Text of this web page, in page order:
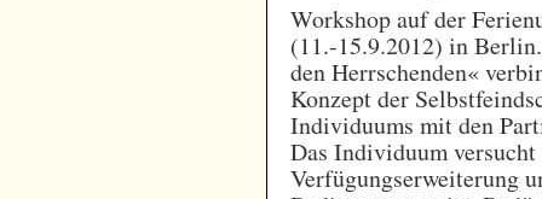
Workshop auf der
(11.-15.9.2012) in
den Herrschenden«
Konzept der
Individuums mit den
Das Individuum
Verfügungserweiterung